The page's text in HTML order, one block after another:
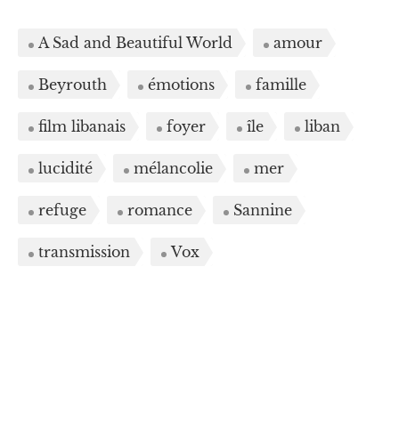
A Sad and Beautiful World amour
Beyrouth émotions famille
film libanais foyer île liban
lucidité mélancolie mer
refuge romance Sannine
transmission Vox